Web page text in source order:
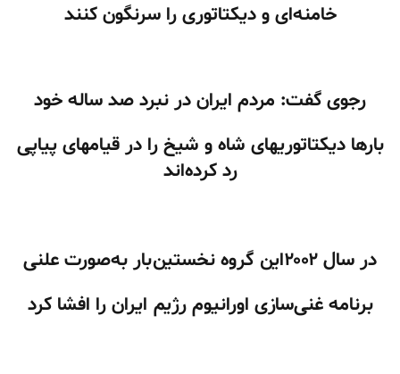
خامنه‌ای و دیکتاتوری را سرنگون کنند
رجوی گفت: مردم ایران در نبرد صد ساله خود
بارها دیکتاتوریهای شاه و شیخ را در قیامهای پیاپی
رد کرده‌اند
در سال ۲۰۰۲این گروه نخستین‌بار به‌صورت علنی
برنامه غنی‌سازی اورانیوم رژیم ایران را افشا کرد